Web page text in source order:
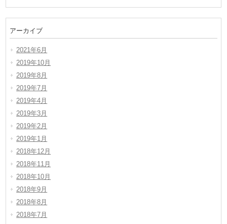
アーカイブ
2021年6月
2019年10月
2019年8月
2019年7月
2019年4月
2019年3月
2019年2月
2019年1月
2018年12月
2018年11月
2018年10月
2018年9月
2018年8月
2018年7月